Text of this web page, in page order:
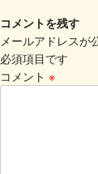
コメントを残す
メールアドレスが
必須項目です
コメント ※